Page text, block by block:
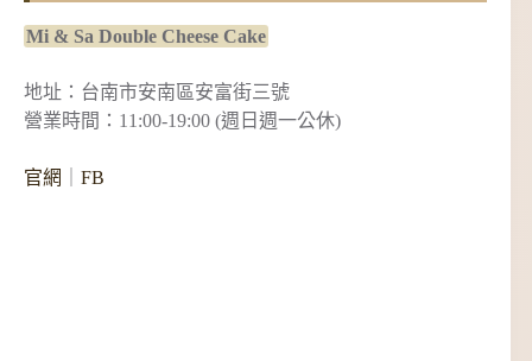
Mi & Sa Double Cheese Cake
地址：台南市安南區安富街三號
營業時間：11:00-19:00 (週日週一公休)
官網 FB